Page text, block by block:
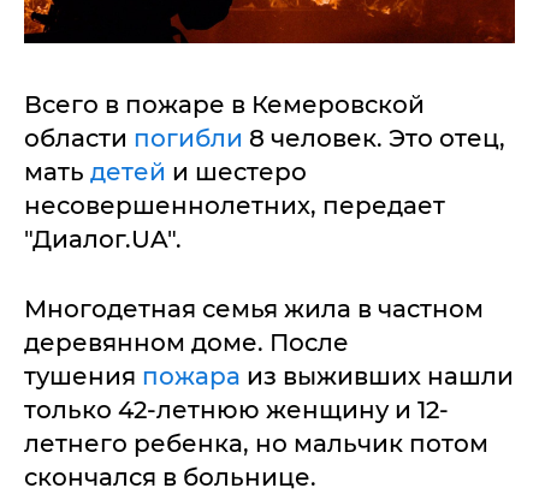
Всего в пожаре в Кемеровской
области погибли 8 человек. Это отец,
мать детей и шестеро
несовершеннолетних, передает
"Диалог.UA".
Многодетная семья жила в частном
деревянном доме. После
тушения пожара из выживших нашли
только 42-летнюю женщину и 12-
летнего ребенка, но мальчик потом
скончался в больнице.